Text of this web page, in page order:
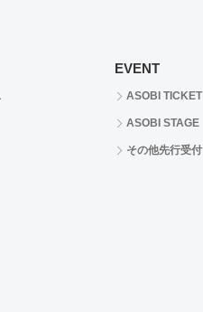
EVENT
ASOBI TICKET
ASOBI STAGE
その他先行受付